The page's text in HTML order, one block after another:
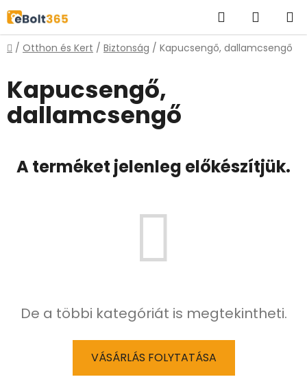
Ugrás
fő
tartalomhoz
KeresésKOSÁR
Kezdőlap
/ Otthon és Kert / Biztonság / Kapucsengő, dallamcsengő
Kapucsengő,
dallamcsengő
A terméket jelenleg előkészítjük.
De a többi kategóriát is megtekintheti.
VÁSÁRLÁS FOLYTATÁSA